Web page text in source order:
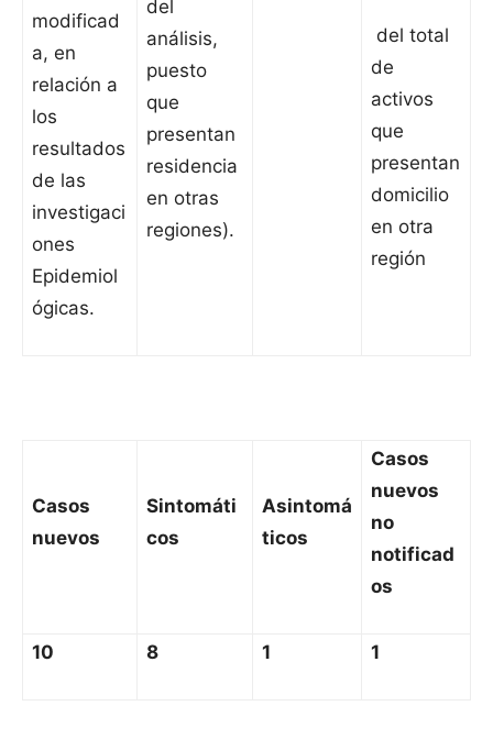
modificad
a, en
relación a
los
resultados
de las
investigaci
ones
Epidemiol
ógicas.
del
análisis,
puesto
que
presentan
residencia
en otras
regiones).
del total
de
activos
que
presentan
domicilio
en otra
región
Casos
nuevos
Sintomáti
cos
Asintomá
ticos
Casos
nuevos
no
notificad
os
10 8 1 1